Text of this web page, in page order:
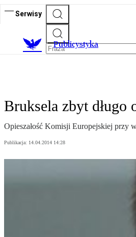
Serwisy
Publicystyka
Bruksela zbyt długo
Opieszałość Komisji Europejskiej przy
Publikacja: 14.04.2014 14:28